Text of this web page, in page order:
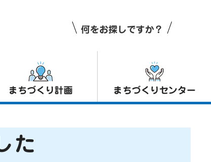
何をお探しですか？
まちづくり計画 まちづくりセンター
た